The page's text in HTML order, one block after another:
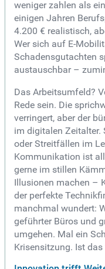
weniger zahlen als
einigen Jahren
4.200 € realistisch,
Wer sich auf E-
Schadensgutachten
austauschbar –
Das Arbeitsumfeld?
Rede sein. Die
verringert, aber der
im digitalen Zeitalter.
oder Streitfällen im
Kommunikation ist
gerne im stillen
Illusionen machen –
der perfekte
manchmal wundert:
geführter Büros und
umgehen. Mal ein
Krisensitzung. Ist